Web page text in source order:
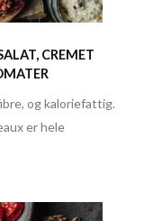
CREMET
og kaloriefattig.
er hele